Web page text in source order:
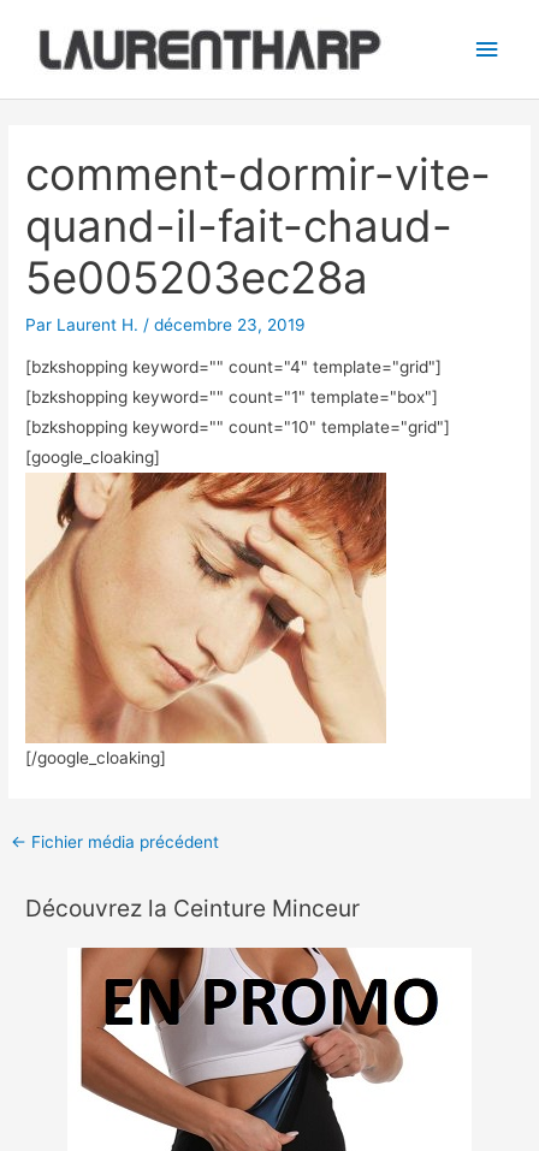
contenu
comment-dormir-vite-
quand-il-fait-chaud-
5e005203ec28a
Par Laurent H. /décembre 23, 2019
[bzkshopping keyword="" count="4" template="grid"]
[bzkshopping keyword="" count="1" template="box"]
[bzkshopping keyword="" count="10" template="grid"]
[google_cloaking]
[/google_cloaking]
articles
← Fichier média précédent
Découvrez la Ceinture Minceur